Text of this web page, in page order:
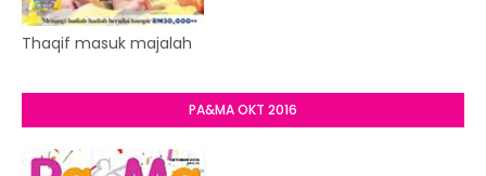
Thaqif masuk majalah
PA&MA OKT 2016